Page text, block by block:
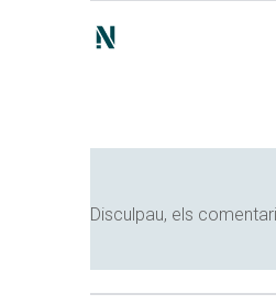
Disculpau, els